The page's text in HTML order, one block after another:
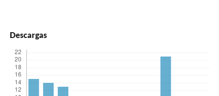
Descargas